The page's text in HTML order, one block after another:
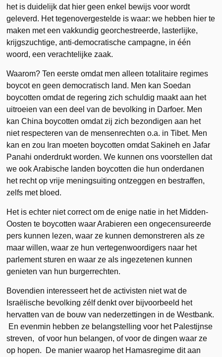
het is duidelijk dat hier geen enkel bewijs voor wordt
geleverd. Het tegenovergestelde is waar: we hebben hier te
maken met een vakkundig georchestreerde, lasterlijke,
krijgszuchtige, anti-democratische campagne, in één
woord, een verachtelijke zaak.
Waarom? Ten eerste omdat men alleen totalitaire regimes
boycot en geen democratisch land. Men kan Soedan
boycotten omdat de regering zich schuldig maakt aan het
uitroeien van een deel van de bevolking in Darfoer. Men
kan China boycotten omdat zij zich bezondigen aan het
niet respecteren van de mensenrechten o.a. in Tibet. Men
kan en zou Iran moeten boycotten omdat Sakineh en Jafar
Panahi onderdrukt worden. We kunnen ons voorstellen dat
we ook Arabische landen boycotten die hun onderdanen
het recht op vrije meningsuiting ontzeggen en bestraffen,
zelfs met bloed.
Het is echter niet correct om de enige natie in het Midden-
Oosten te boycotten waar Arabieren een ongecensureerde
pers kunnen lezen, waar ze kunnen demonstreren als ze
maar willen, waar ze hun vertegenwoordigers naar het
parlement sturen en waar ze als ingezetenen kunnen
genieten van hun burgerrechten.
Bovendien interesseert het de activisten niet wat de
Israëlische bevolking zélf denkt over bijvoorbeeld het
hervatten van de bouw van nederzettingen in de Westbank.
En evenmin hebben ze belangstelling voor het Palestijnse
streven, of voor hun belangen, of voor de dingen waar ze
op hopen. De manier waarop het Hamasregime dit aan